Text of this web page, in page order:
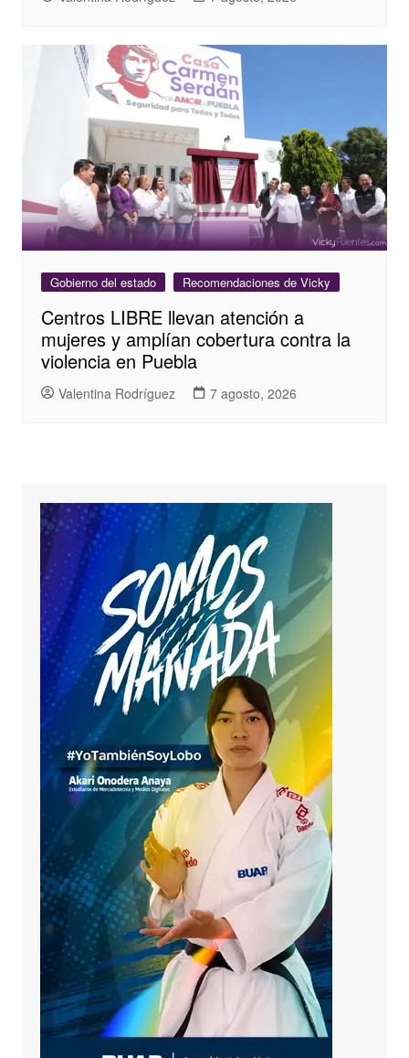
Gobierno del estado Recomendaciones de Vicky
Centros LIBRE llevan atención a
mujeres y amplían cobertura contra la
violencia en Puebla
Valentina Rodríguez 7 agosto, 2026